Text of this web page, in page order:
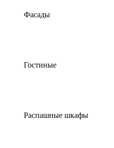
Фасады
Гостиные
Распашные шкафы